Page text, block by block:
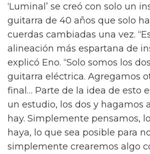
‘Luminal’ se creó con solo un
guitarra de 40 años que solo
cuerdas cambiadas una vez.
alineación más espartana de
explicó Eno. “Solo somos los
guitarra eléctrica. Agregamos
final… Parte de la idea de esto
un estudio, los dos y hagamos
hay. Simplemente pensamos,
haya, lo que sea posible para
simplemente crearemos algo